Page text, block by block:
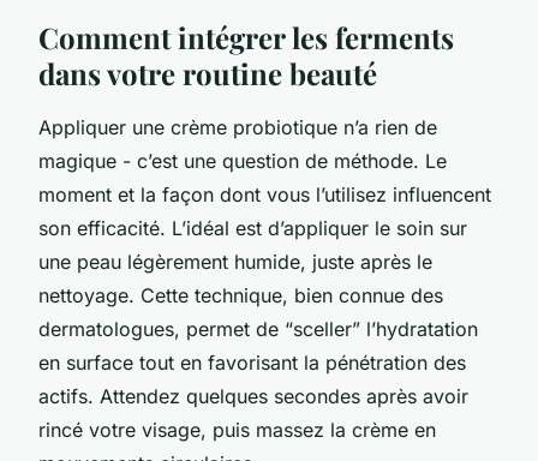
Comment intégrer les ferments
dans votre routine beauté
Appliquer une crème probiotique n’a rien de
magique - c’est une question de méthode. Le
moment et la façon dont vous l’utilisez influencent
son efficacité. L’idéal est d’appliquer le soin sur
une peau légèrement humide, juste après le
nettoyage. Cette technique, bien connue des
dermatologues, permet de “sceller” l’hydratation
en surface tout en favorisant la pénétration des
actifs. Attendez quelques secondes après avoir
rincé votre visage, puis massez la crème en